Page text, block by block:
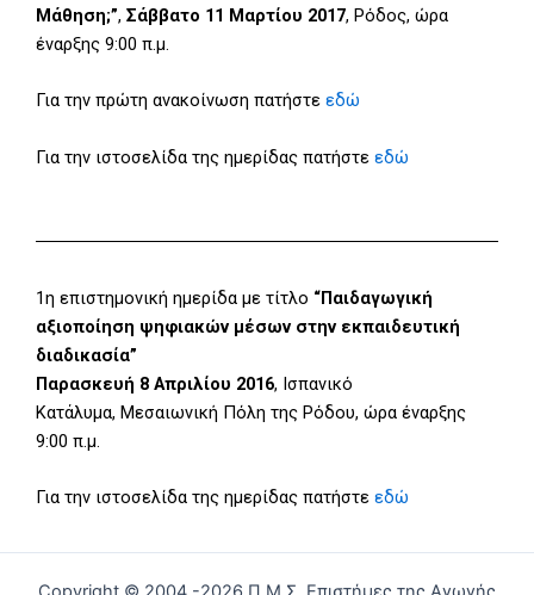
Μάθηση;”, Σάββατο 11 Μαρτίου 2017, Ρόδος, ώρα
έναρξης 9:00 π.μ.
Για την πρώτη ανακοίνωση πατήστε εδώ
Για την ιστοσελίδα της ημερίδας πατήστε εδώ
1η επιστημονική ημερίδα με τίτλο “Παιδαγωγική
αξιοποίηση ψηφιακών μέσων στην εκπαιδευτική
διαδικασία”
Παρασκευή 8 Απριλίου 2016, Ισπανικό
Κατάλυμα, Μεσαιωνική Πόλη της Ρόδου, ώρα έναρξης
9:00 π.μ.
Για την ιστοσελίδα της ημερίδας πατήστε εδώ